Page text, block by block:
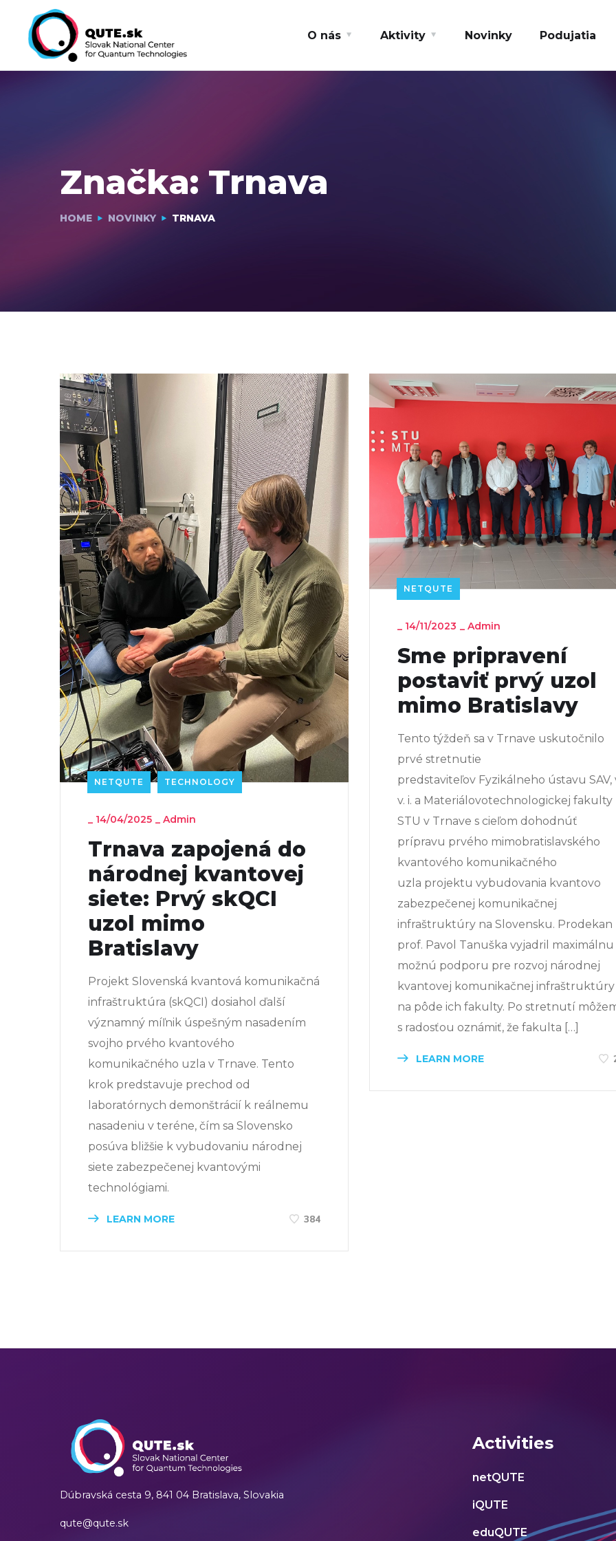
O nás Aktivity Novinky Podujatia
Značka:Trnava
HOME NOVINKY TRNAVA
NETQUTE TECHNOLOGY
_ 14/04/2025 _ Admin
Trnava zapojená do
národnej kvantovej
siete: Prvý skQCI
uzol mimo
Bratislavy
Projekt Slovenská kvantová komunikačná
infraštruktúra (skQCI) dosiahol ďalší
významný míľnik úspešným nasadením
svojho prvého kvantového
komunikačného uzla v Trnave. Tento
krok predstavuje prechod od
laboratórnych demonštrácií k reálnemu
nasadeniu v teréne, čím sa Slovensko
posúva bližšie k vybudovaniu národnej
siete zabezpečenej kvantovými
technológiami.
LEARN MORE 384
NETQUTE
_ 14/11/2023 _ Admin
Sme pripravení
postaviť prvý uzol
mimo Bratislavy
Tento týždeň sa v Trnave uskutočnilo
prvé stretnutie
predstaviteľov Fyzikálneho ústavu SAV,
v. i. a Materiálovotechnologickej fakulty
STU v Trnave s cieľom dohodnúť
prípravu prvého mimobratislavského
kvantového komunikačného
uzla projektu vybudovania kvantovo
zabezpečenej komunikačnej
infraštruktúry na Slovensku. Prodekan
prof. Pavol Tanuška vyjadril maximálnu
možnú podporu pre rozvoj národnej
kvantovej komunikačnej infraštruktúry
na pôde ich fakulty. Po stretnutí
s radosťou oznámiť, že fakulta […]
LEARN MORE
Dúbravská cesta 9, 841 04 Bratislava, Slovakia
qute@qute.sk
Activities
netQUTE
iQUTE
eduQUTE